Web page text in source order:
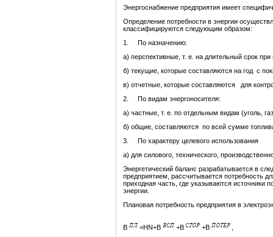
Энергоснабжение предприятия имеет
Определение потребности в энергии
классифицируются следующим образом:
1. По назначению:
а) перспективные, т. е. на длительный срок
б) текущие, которые составляются на год с
в) отчетные, которые составляются для
2. По видам энергоносителя:
а) частные, т. е. по отдельным видам (уголь,
б) общие, составляются по всей сумме
3. По характеру целевого использования
а) для силового, технического,
Энергетический баланс разрабатывается в
предприятием, рассчитывается потребность
приходная часть, где указываются источники
энергии.
Плановая потребность предприятия в
В =НN+В +В +В
,